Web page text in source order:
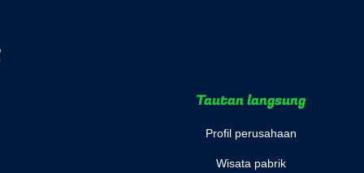
Tautan langsung
Profil perusahaan
Wisata pabrik